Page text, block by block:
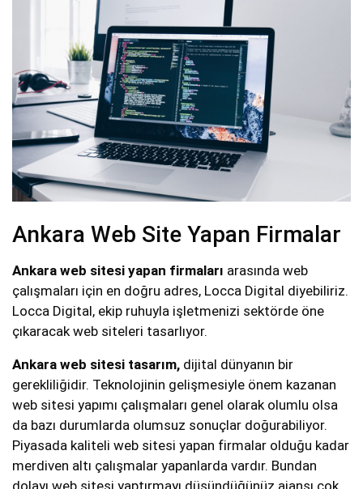
Ankara Web Site Yapan Firmalar
Ankara web sitesi yapan firmaları arasında web
çalışmaları için en doğru adres, Locca Digital diyebiliriz.
Locca Digital, ekip ruhuyla işletmenizi sektörde öne
çıkaracak web siteleri tasarlıyor.
Ankara web sitesi tasarım, dijital dünyanın bir
gerekliliğidir. Teknolojinin gelişmesiyle önem kazanan
web sitesi yapımı çalışmaları genel olarak olumlu olsa
da bazı durumlarda olumsuz sonuçlar doğurabiliyor.
Piyasada kaliteli web sitesi yapan firmalar olduğu kadar
merdiven altı çalışmalar yapanlarda vardır. Bundan
dolayı web sitesi yaptırmayı düşündüğünüz ajansı çok